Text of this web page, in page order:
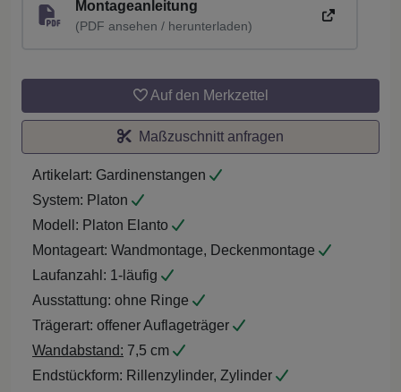
Montageanleitung
(PDF ansehen / herunterladen)
Auf den Merkzettel
Maßzuschnitt anfragen
Artikelart: Gardinenstangen
System: Platon
Modell: Platon Elanto
Montageart: Wandmontage, Deckenmontage
Laufanzahl: 1-läufig
Ausstattung: ohne Ringe
Trägerart: offener Auflageträger
Wandabstand: 7,5 cm
Endstückform: Rillenzylinder, Zylinder